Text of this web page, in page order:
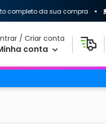
da sua compra
/ Criar conta
conta